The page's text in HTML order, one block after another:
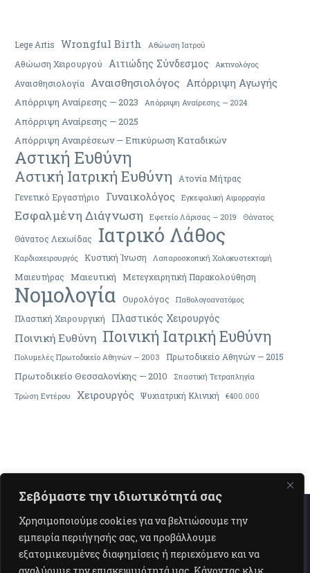
Σεβόμαστε την ιδιωτικότητά σας
Χρησιμοποιούμε cookies για να βελτιώσουμε την
εμπειρία περιήγησής σας, να προβάλλουμε
εξατομικευμένες διαφημίσεις ή περιεχόμενο και να
Lege Artis Wrongful Birth Αθώωση Ιατρού
Αθώωση Χειρουργού Αιτιώδης Σύνδεσμος Ακτινολόγος
Αναισθησιολογία Αναισθησιολόγος Απόρριψη Αγωγής
Απόρριψη Αναίρεσης — 2023 Απόρριψη Αναίρεσης — 2024
Απόρριψη Αναίρεσης — 2025
Απόρριψη Αναιρέσεων — Επικύρωση Καταδικών
Αστική Ευθύνη
Αστική Ιατρική Ευθύνη
Ατονία Μήτρας
Γενετικό Εργαστήριο
Γυναικολόγος Εγκεφαλική Αιμορραγία
Εσφαλμένη Διάγνωση Εφετείο Λάρισας — 2019 Θάνατος
Θάνατος Λεχωίδας Ιατρικό Λάθος
Καρδιοχειρουργός Κυστική Ίνωση Λαπαροσκοπική Χολοκυστεκτομή
Μαιευτήρας Μαιευτική Μετεγχειρητική Παρακολούθηση
Νομολογία Ουρολόγος Παθολογοανατόμος
Πλαστική Χειρουργική Πλαστικός Χειρουργός
Ποινική Ευθύνη Ποινική Ιατρική Ευθύνη
Πολυμελές Πρωτοδικείο Αθηνών — 2003 Πρωτοδικείο Αθηνών — 2015
Πρωτοδικείο Θεσσαλονίκης — 2010
Σπαστική Τετραπληγία
Τρώση Εντέρου
Χειρουργός Ψυχιατρική Κλινική €400.000